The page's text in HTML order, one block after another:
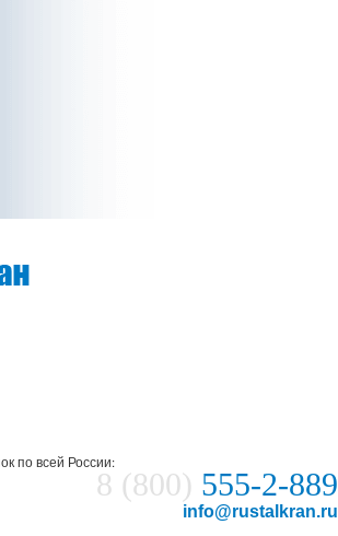
по всей России:
8 (800) 555-2-889
info@rustalkran.ru